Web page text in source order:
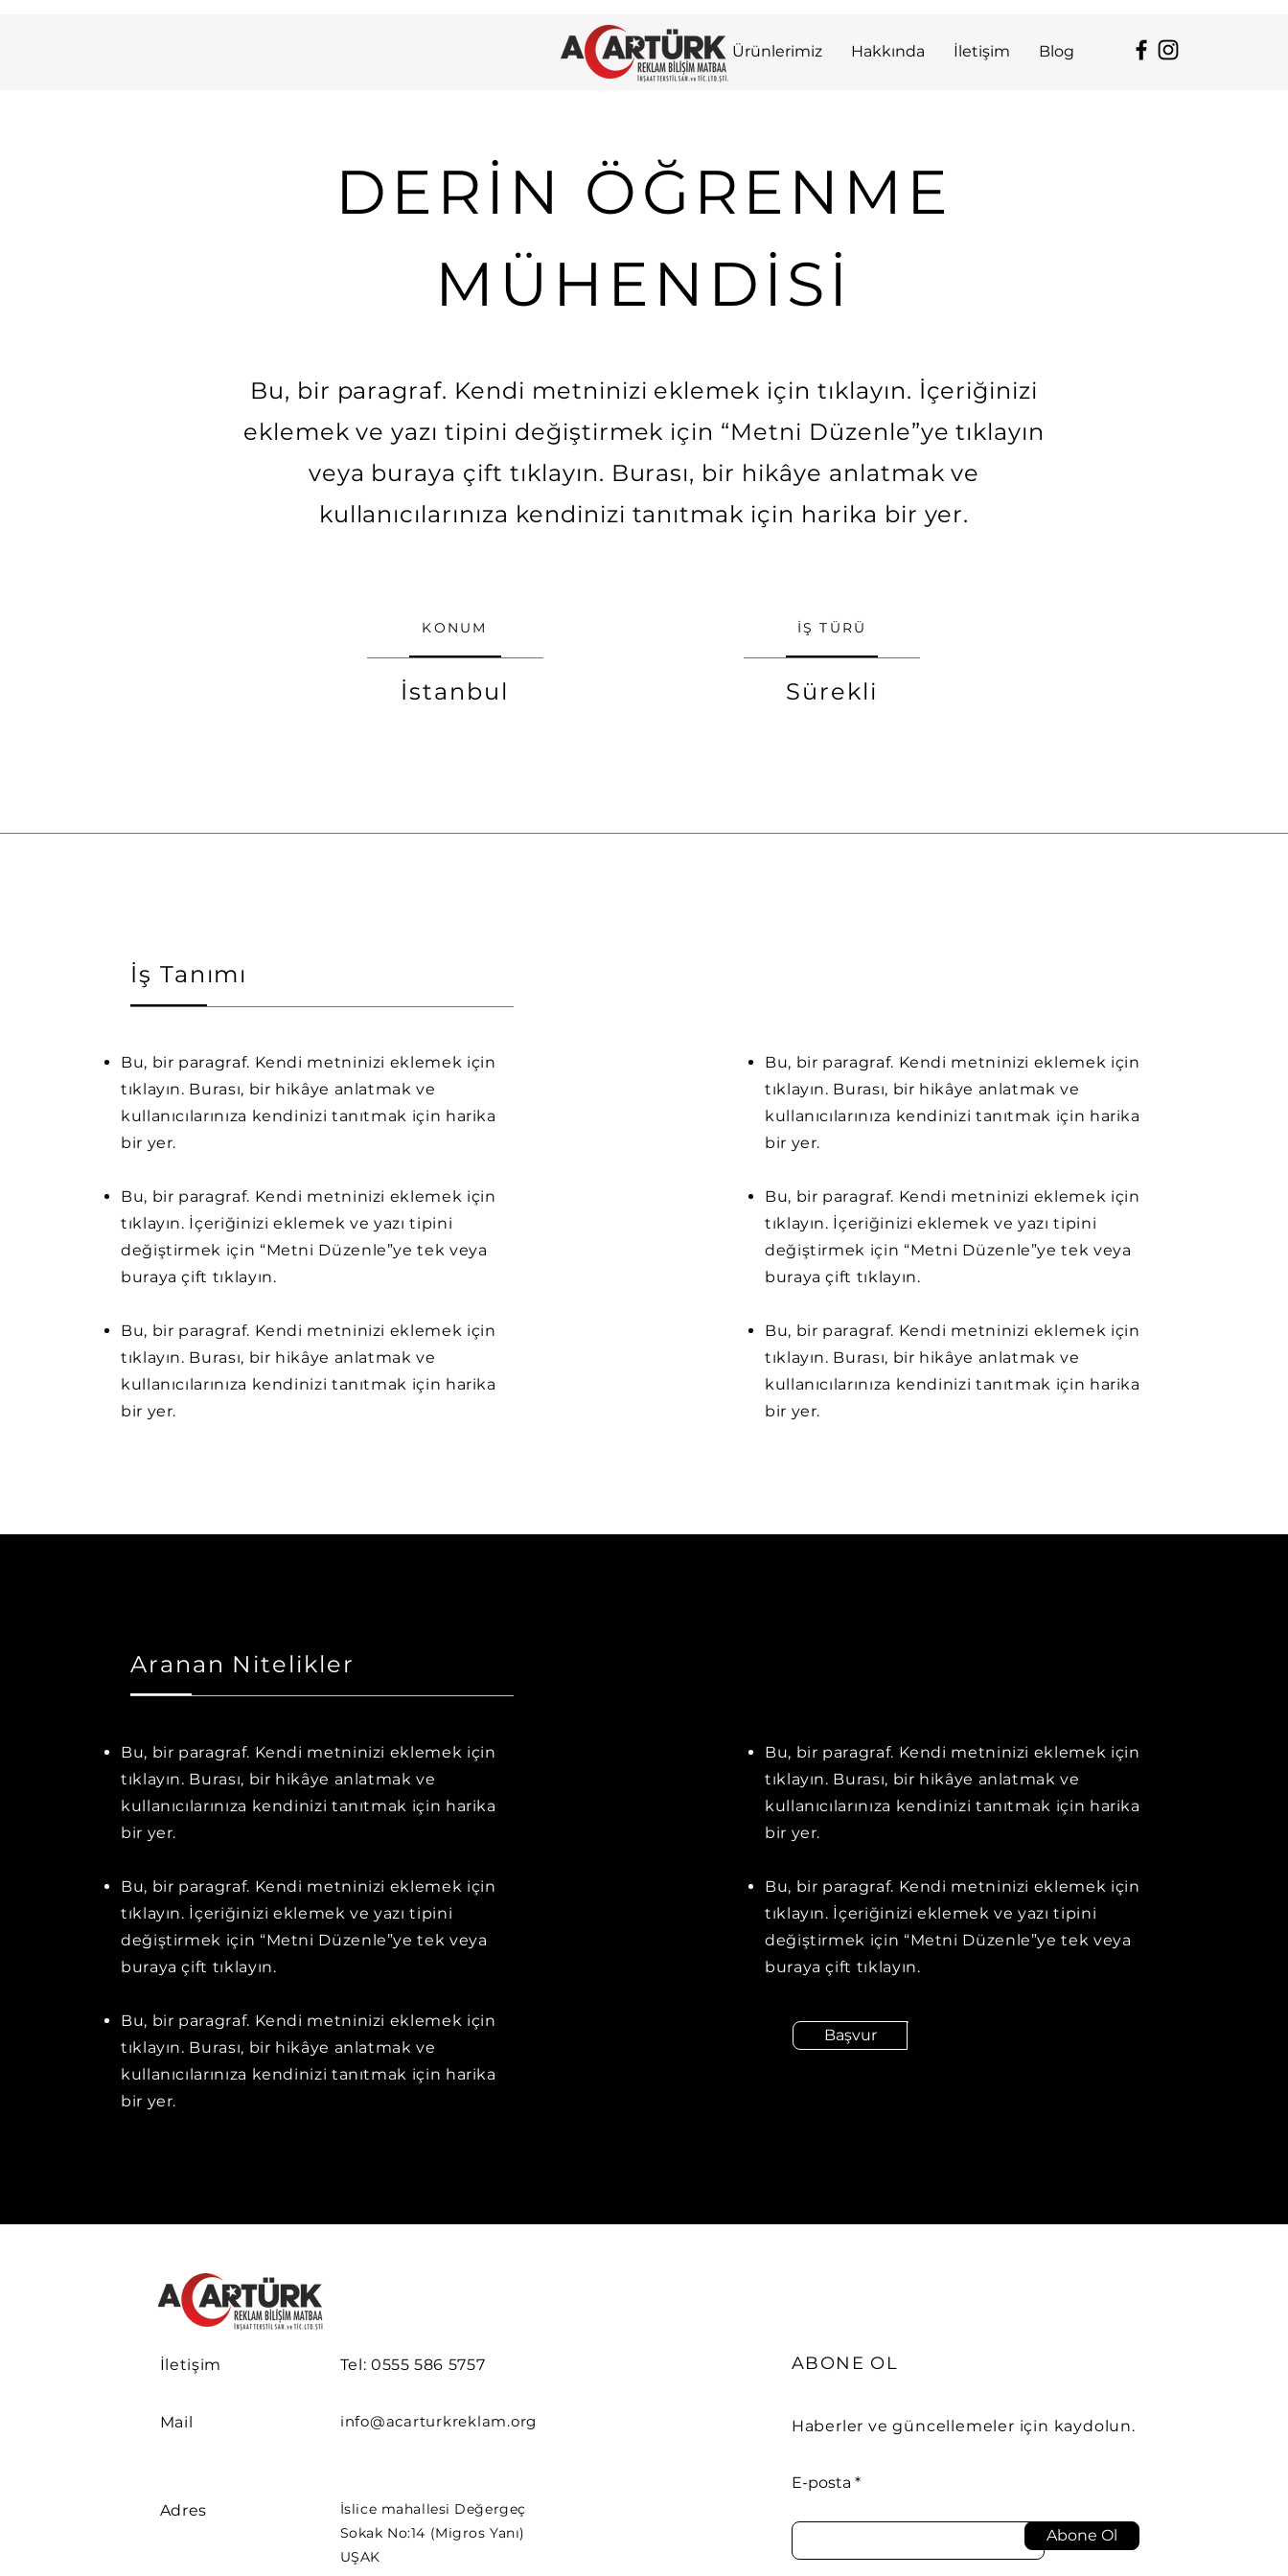
Ürünlerimiz Hakkında İletişim Blog
DERİN ÖĞRENME
MÜHENDİSİ
Bu, bir paragraf. Kendi metninizi eklemek için tıklayın. İçeriğinizi
eklemek ve yazı tipini değiştirmek için “Metni Düzenle”ye tıklayın
veya buraya çift tıklayın. Burası, bir hikâye anlatmak ve
kullanıcılarınıza kendinizi tanıtmak için harika bir yer.
KONUM
İstanbul
İŞ TÜRÜ
Sürekli
İş Tanımı
Bu, bir paragraf. Kendi metninizi eklemek için
tıklayın. Burası, bir hikâye anlatmak ve
kullanıcılarınıza kendinizi tanıtmak için harika
bir yer.
Bu, bir paragraf. Kendi metninizi eklemek için
tıklayın. İçeriğinizi eklemek ve yazı tipini
değiştirmek için “Metni Düzenle”ye tek veya
buraya çift tıklayın.
Bu, bir paragraf. Kendi metninizi eklemek için
tıklayın. Burası, bir hikâye anlatmak ve
kullanıcılarınıza kendinizi tanıtmak için harika
bir yer.
Bu, bir paragraf. Kendi metninizi eklemek için
tıklayın. Burası, bir hikâye anlatmak ve
kullanıcılarınıza kendinizi tanıtmak için harika
bir yer.
Bu, bir paragraf. Kendi metninizi eklemek için
tıklayın. İçeriğinizi eklemek ve yazı tipini
değiştirmek için “Metni Düzenle”ye tek veya
buraya çift tıklayın.
Bu, bir paragraf. Kendi metninizi eklemek için
tıklayın. Burası, bir hikâye anlatmak ve
kullanıcılarınıza kendinizi tanıtmak için harika
bir yer.
Aranan Nitelikler
Bu, bir paragraf. Kendi metninizi eklemek için
tıklayın. Burası, bir hikâye anlatmak ve
kullanıcılarınıza kendinizi tanıtmak için harika
bir yer.
Bu, bir paragraf. Kendi metninizi eklemek için
tıklayın. İçeriğinizi eklemek ve yazı tipini
değiştirmek için “Metni Düzenle”ye tek veya
buraya çift tıklayın.
Bu, bir paragraf. Kendi metninizi eklemek için
tıklayın. Burası, bir hikâye anlatmak ve
kullanıcılarınıza kendinizi tanıtmak için harika
bir yer.
Bu, bir paragraf. Kendi metninizi eklemek için
tıklayın. Burası, bir hikâye anlatmak ve
kullanıcılarınıza kendinizi tanıtmak için harika
bir yer.
Bu, bir paragraf. Kendi metninizi eklemek için
tıklayın. İçeriğinizi eklemek ve yazı tipini
değiştirmek için “Metni Düzenle”ye tek veya
buraya çift tıklayın.
Başvur
İletişim Tel: 0555 586 5757
Mail info@acarturkreklam.org
Adres
​İslice mahallesi Değergeç
Sokak No:14 (Migros Yanı)
UŞAK
ABONE OL
Haberler ve güncellemeler için kaydolun.
E-posta
Abone Ol